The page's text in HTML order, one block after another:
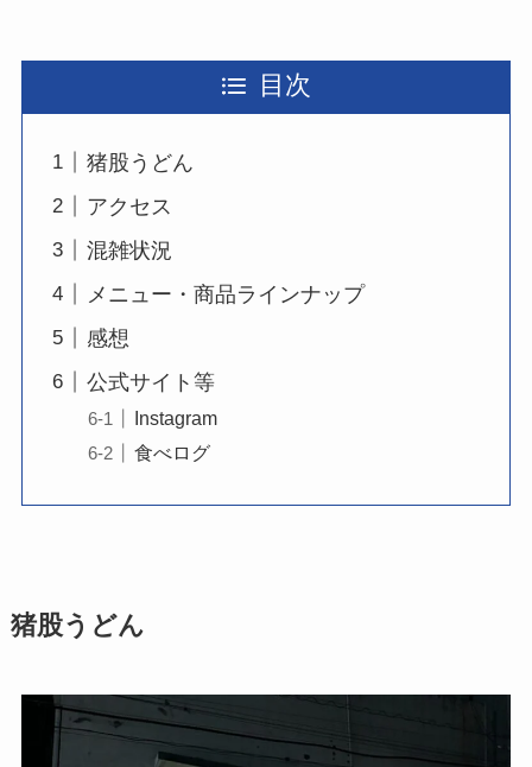
目次
猪股うどん
アクセス
混雑状況
メニュー・商品ラインナップ
感想
公式サイト等
Instagram
食べログ
猪股うどん